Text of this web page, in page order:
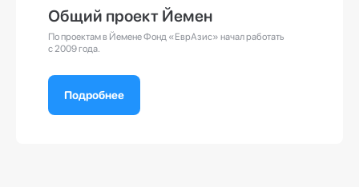
Общий проект Йемен
По проектам в Йемене Фонд «ЕврАзис» начал работать
с 2009 года.
Подробнее